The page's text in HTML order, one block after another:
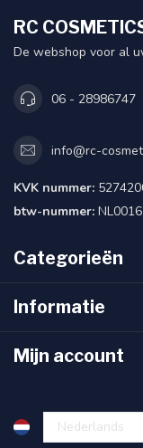
RC
De webshop voor al
06 - 28986747
info@rc-
KVK nummer:
btw-nummer:
Categorieën
Informatie
Mijn account